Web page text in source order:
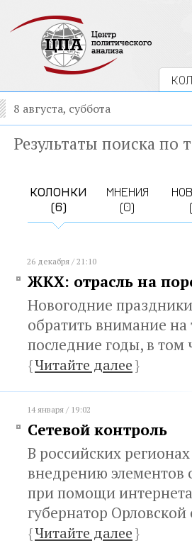
8 августа, суббота
Результаты поиска по
КОЛОНКИ
(6)
МНЕНИЯ
(0)
26 декабря / 21:10
ЖКХ: отрасль на
Новогодние
обратить внимание на
последние годы, в том
{Читайте далее}
14 января / 19:02
Сетевой контроль
В российских
внедрению элементов
при помощи
губернатор
{Читайте далее}